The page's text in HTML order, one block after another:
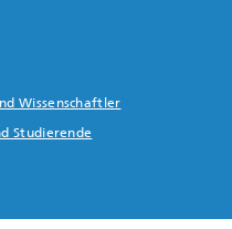
Wissenschaftler
Studierende